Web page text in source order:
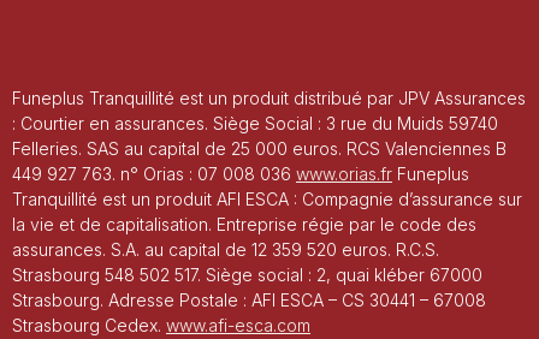
Funeplus Tranquillité est un produit distribué par JPV Assurances
: Courtier en assurances. Siège Social : 3 rue du Muids 59740
Felleries. SAS au capital de 25 000 euros. RCS Valenciennes B
449 927 763. n° Orias : 07 008 036 www.orias.fr Funeplus
Tranquillité est un produit AFI ESCA : Compagnie d’assurance sur
la vie et de capitalisation. Entreprise régie par le code des
assurances. S.A. au capital de 12 359 520 euros. R.C.S.
Strasbourg 548 502 517. Siège social : 2, quai kléber 67000
Strasbourg. Adresse Postale : AFI ESCA – CS 30441 – 67008
Strasbourg Cedex. www.afi-esca.com